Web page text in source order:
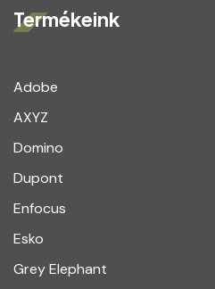
Termékeink
Adobe
AXYZ
Domino
Dupont
Enfocus
Esko
Grey Elephant